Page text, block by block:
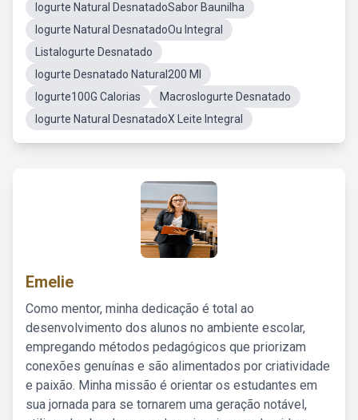
Iogurte Natural DesnatadoSabor Baunilha
Iogurte Natural DesnatadoOu Integral
ListaIogurte Desnatado
Iogurte Desnatado Natural200 Ml
Iogurte100G Calorias
MacrosIogurte Desnatado
Iogurte Natural DesnatadoX Leite Integral
Emelie
Como mentor, minha dedicação é total ao
desenvolvimento dos alunos no ambiente escolar,
empregando métodos pedagógicos que priorizam
conexões genuínas e são alimentados por criatividade
e paixão. Minha missão é orientar os estudantes em
sua jornada para se tornarem uma geração notável,